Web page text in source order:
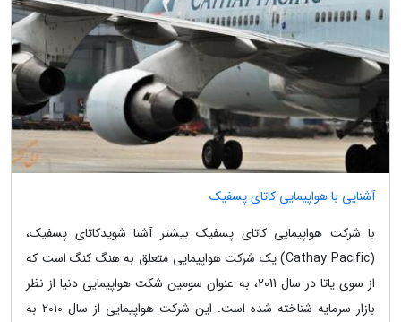
آشنایی با هواپیمایی کاتای پسفیک
با شرکت هواپیمایی کاتای پسفیک بیشتر آشنا شویدکاتای پسفیک،
(Cathay Pacific) یک شرکت هواپیمایی متعلق به هنگ کنگ است که
از سوی یاتا در سال 2011، به عنوان سومین شکت هواپیمایی دنیا از نظر
بازار سرمایه شناخته شده است. این شرکت هواپیمایی از سال 2010 به